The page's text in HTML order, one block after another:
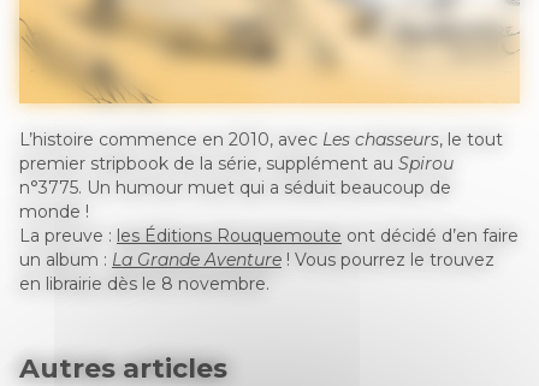
L’histoire commence en 2010, avec Les chasseurs, le tout
premier stripbook de la série, supplément au Spirou
n°3775. Un humour muet qui a séduit beaucoup de
monde !
La preuve : les Éditions Rouquemoute ont décidé d’en faire
un album : La Grande Aventure ! Vous pourrez le trouvez
en librairie dès le 8 novembre.
Autres articles